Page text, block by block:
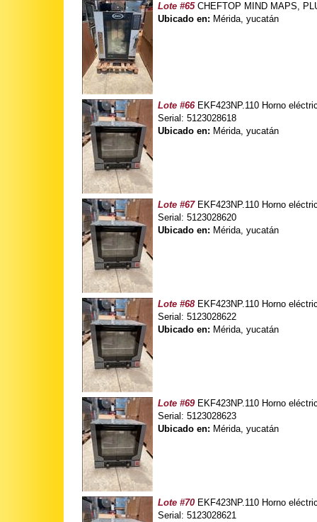
Lote #65CHEFTOP MIND MAPS,
Ubicado en: Mérida, yucatán
Lote #66EKF423NP.110 Horno
Serial: 5123028618
Ubicado en: Mérida, yucatán
Lote #67EKF423NP.110 Horno
Serial: 5123028620
Ubicado en: Mérida, yucatán
Lote #68EKF423NP.110 Horno
Serial: 5123028622
Ubicado en: Mérida, yucatán
Lote #69EKF423NP.110 Horno
Serial: 5123028623
Ubicado en: Mérida, yucatán
Lote #70 EKF423NP.110 Horno
Serial: 5123028621